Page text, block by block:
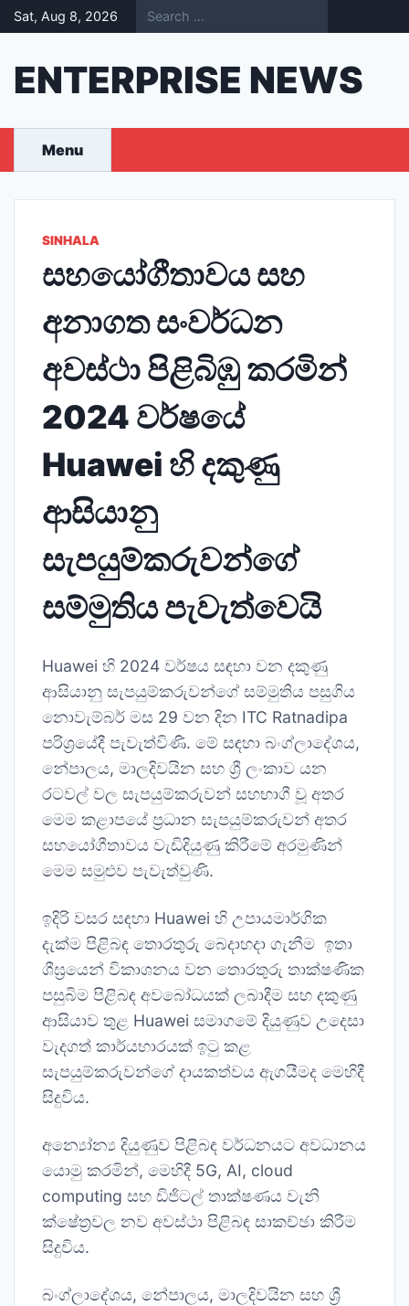
Skip
to
Sat, Aug 8, 2026
ENTERPRISE NEWS
Menu
SINHALA
සහයෝගීතාවය සහ
අනාගත සංවර්ධන
අවස්ථා පිළිබිඹු කරමින්
2024 වර්ෂයේ
Huawei හි දකුණු
ආසියානු
සැපයුම්කරුවන්ගේ
සම්මුතිය පැවැත්වෙයි
Huawei හි 2024 වර්ෂය සඳහා වන දකුණු
ආසියානු සැපයුම්කරුවන්ගේ සම්මුතිය පසුගිය
නොවැම්බර් මස 29 වන දින ITC Ratnadipa
පරිශ්‍රයේදී පැවැත්විණි. මේ සඳහා බංග්ලාදේශය,
නේපාලය, මාලදිවයින සහ ශ්‍රී ලංකාව යන
රටවල් වල සැපයුම්කරුවන් සහභාගී වූ අතර
මෙම කළාපයේ ප්‍රධාන සැපයුම්කරුවන් අතර
සහයෝගීතාවය වැඩිදියුණු කිරීමේ අරමුණින්
මෙම සමුළුව පැවැත්වුණි.
ඉදිරි වසර සඳහා Huawei හි උපායමාර්ගික
දැක්ම පිළිබඳ තොරතුරු බෙදාහදා ගැනීම ඉතා
ශීඝ්‍රයෙන් විකාශනය වන තොරතුරු තාක්ෂණික
පසුබිම පිළිබඳ අවබෝධයක් ලබාදීම සහ දකුණු
ආසියාව තුළ Huawei සමාගමේ දියුණුව උදෙසා
වැදගත් කාර්යභාරයක් ඉටු කළ
සැපයුම්කරුවන්ගේ දායකත්වය ඇගයීමද මෙහිදී
සිදුවිය.
අන්‍යෝන්‍ය දියුණුව පිළිබඳ වර්ධනයට අවධානය
යොමු කරමින්, මෙහිදී 5G, AI, cloud
computing සහ ඩිජිටල් තාක්ෂණය වැනි
ක්ෂේත්‍රවල නව අවස්ථා පිළිබඳ සාකච්ඡා කිරීම
සිදුවිය.
බංග්ලාදේශය, නේපාලය, මාලදිවයින සහ ශ්‍රී